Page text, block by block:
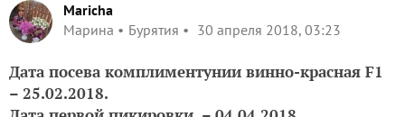
Maricha
Марина
Бурятия 30 апреля 2018, 03:23
Дата посева комплиментунии винно-красная F1
– 25.02.2018.